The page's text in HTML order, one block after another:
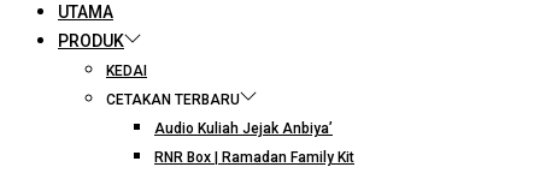
UTAMA
PRODUK
KEDAI
CETAKAN TERBARU
Audio Kuliah Jejak Anbiya’
RNR Box | Ramadan Family Kit